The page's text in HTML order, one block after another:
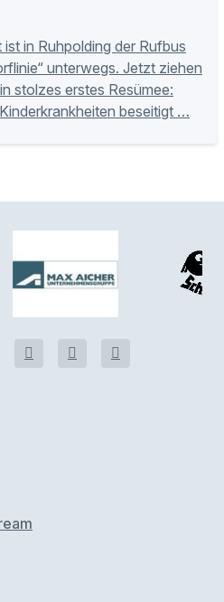
in Ruhpolding der Rufbus
unterwegs. Jetzt ziehen
stolzes erstes Resümee:
beseitigt …